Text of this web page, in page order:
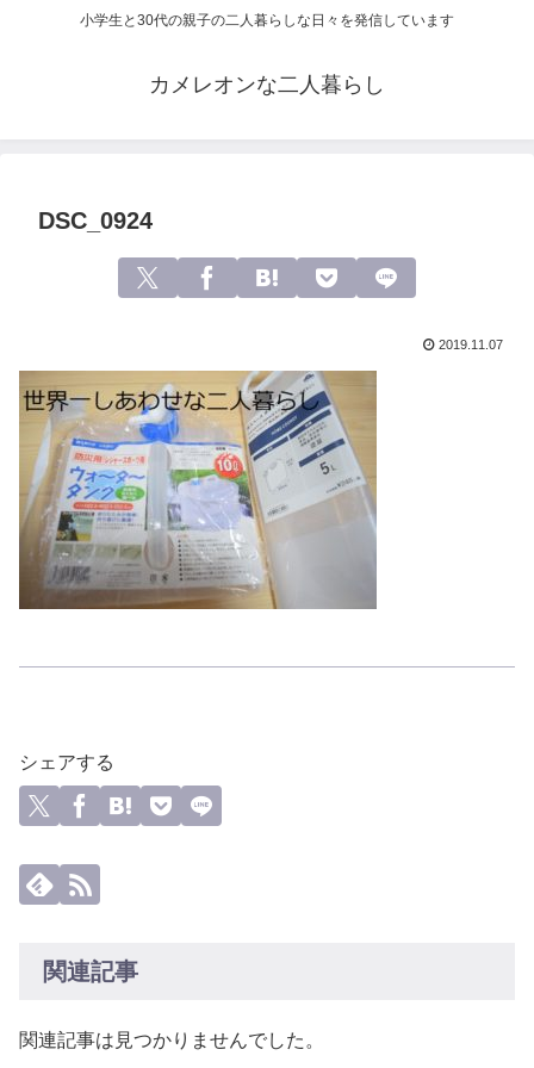
小学生と30代の親子の二人暮らしな日々を発信しています
カメレオンな二人暮らし
DSC_0924
2019.11.07
シェアする
関連記事
関連記事は見つかりませんでした。